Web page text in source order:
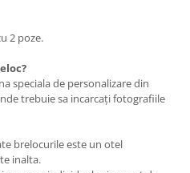
2 poze.
speciala de personalizare din
trebuie sa incarcați fotografiile
brelocurile este un otel
inalta.